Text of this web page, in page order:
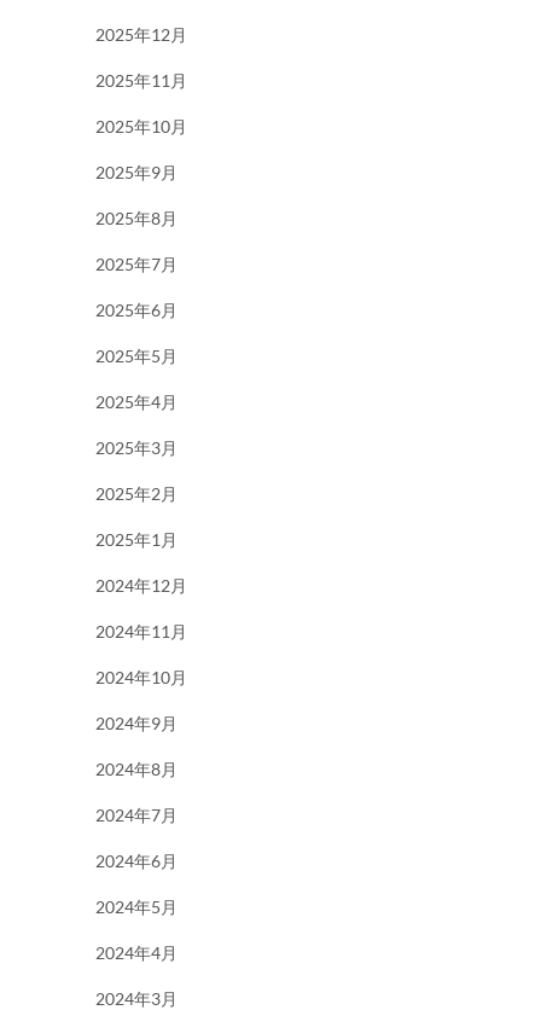
2025年12月
2025年11月
2025年10月
2025年9月
2025年8月
2025年7月
2025年6月
2025年5月
2025年4月
2025年3月
2025年2月
2025年1月
2024年12月
2024年11月
2024年10月
2024年9月
2024年8月
2024年7月
2024年6月
2024年5月
2024年4月
2024年3月